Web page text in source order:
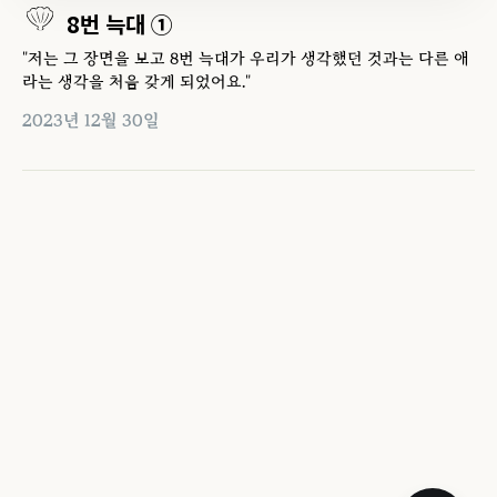
8번 늑대 ①
"저는 그 장면을 보고 8번 늑대가 우리가 생각했던 것과는 다른 애
라는 생각을 처음 갖게 되었어요."
2023년 12월 30일